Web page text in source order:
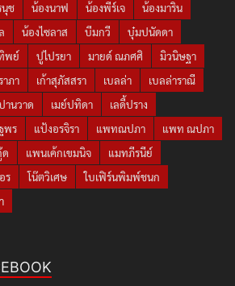
นุช น้องนาฟ น้องพีร์เจ
น้องมาริน
น้องไซลาส บีมกวี
บุ๋มปนัดดา
พย์ ปูไปรยา มายด์ ณภศศิ
มิวนิษฐา
ภา เก้าสุภัสสรา เบลล่า
เบลล่าราณี
านวาด เมย์ปทิดา
เลดี้ปราง
พร แป้งอรจิรา แพทณปภา
แพท ณปภา
แพนเค้กเขมนิจ
แมทภีรนีย์
ร โน๊ตวิเศษ
ใบเฟิร์นพิมพ์ชนก